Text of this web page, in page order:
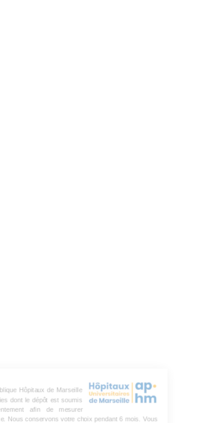
L’Assistance publique Hôpitaux de Marseille
utilise des cookies dont le dépôt est soumis
à votre consentement afin de mesurer
l’audience du site. Nous conservons votre choix pendant 6 mois. Vous